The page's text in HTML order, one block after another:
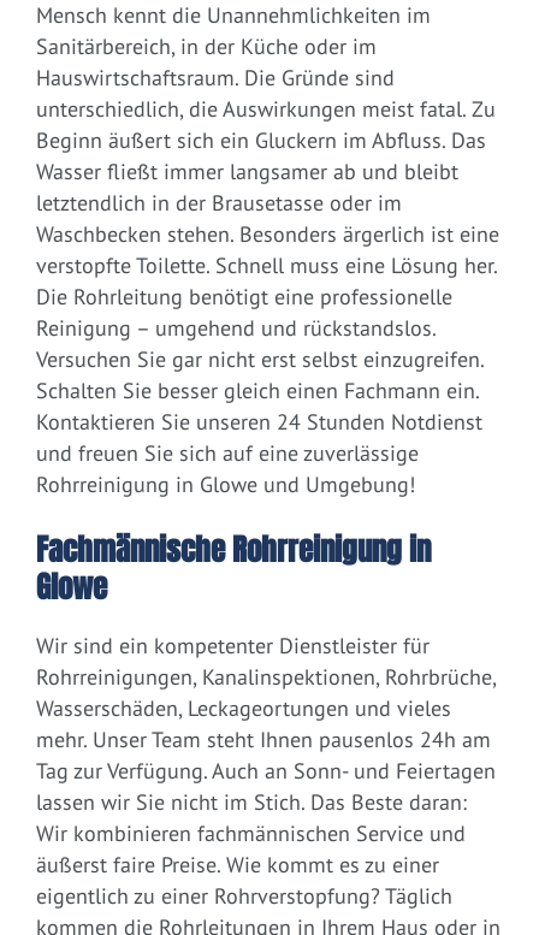
Mensch kennt die Unannehmlichkeiten im
Sanitärbereich, in der Küche oder im
Hauswirtschaftsraum. Die Gründe sind
unterschiedlich, die Auswirkungen meist fatal. Zu
Beginn äußert sich ein Gluckern im Abfluss. Das
Wasser fließt immer langsamer ab und bleibt
letztendlich in der Brausetasse oder im
Waschbecken stehen. Besonders ärgerlich ist eine
verstopfte Toilette. Schnell muss eine Lösung her.
Die Rohrleitung benötigt eine professionelle
Reinigung – umgehend und rückstandslos.
Versuchen Sie gar nicht erst selbst einzugreifen.
Schalten Sie besser gleich einen Fachmann ein.
Kontaktieren Sie unseren 24 Stunden Notdienst
und freuen Sie sich auf eine zuverlässige
Rohrreinigung in Glowe und Umgebung!
Fachmännische Rohrreinigung in
Glowe
Wir sind ein kompetenter Dienstleister für
Rohrreinigungen, Kanalinspektionen, Rohrbrüche,
Wasserschäden, Leckageortungen und vieles
mehr. Unser Team steht Ihnen pausenlos 24h am
Tag zur Verfügung. Auch an Sonn- und Feiertagen
lassen wir Sie nicht im Stich. Das Beste daran:
Wir kombinieren fachmännischen Service und
äußerst faire Preise. Wie kommt es zu einer
eigentlich zu einer Rohrverstopfung? Täglich
kommen die Rohrleitungen in Ihrem Haus oder in